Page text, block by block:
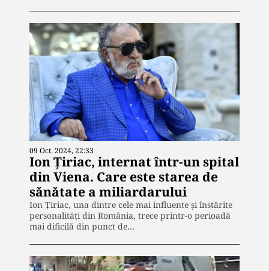
09 Oct. 2024, 22:33
Ion Țiriac, internat într-un spital
din Viena. Care este starea de
sănătate a miliardarului
Ion Țiriac, una dintre cele mai influente și înstărite
personalități din România, trece printr-o perioadă
mai dificilă din punct de…